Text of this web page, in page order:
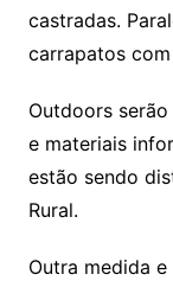
castradas.
carrapatos
Outdoors
e materiais
estão sendo
Rural.
Outra medida